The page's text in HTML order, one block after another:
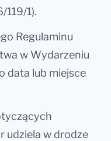
119/1).
Regulaminu
w Wydarzeniu
data lub miejsce
udziela w drodze